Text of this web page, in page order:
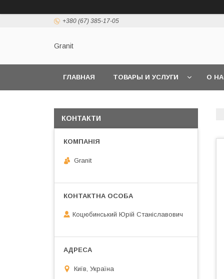
+380 (67) 385-17-05
Granit
ГЛАВНАЯ ТОВАРЫ И УСЛУГИ О
КОНТАКТИ
Granit
Коцюбинський Юрій Станіславович
Київ, Україна